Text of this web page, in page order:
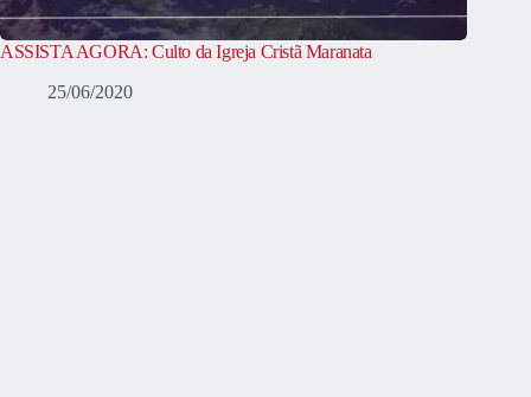
ASSISTA AGORA: Culto da Igreja Cristã Maranata
25/06/2020